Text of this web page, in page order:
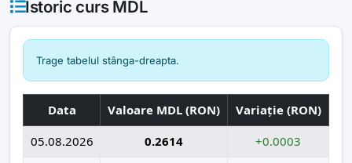
Istoric curs MDL
Trage tabelul stânga-dreapta.
Data Valoare MDL (RON)
Variație (RON)
05.08.2026
0.2614
+0.0003